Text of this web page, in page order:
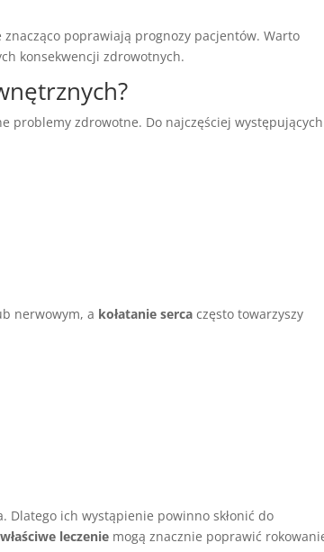
poprawiają prognozy pacjentów. Warto
konsekwencji zdrowotnych.
problemy zdrowotne. Do najczęściej występujących
nerwowym, a kołatanie serca często towarzyszy
Dlatego ich wystąpienie powinno skłonić do
leczenie mogą znacznie poprawić